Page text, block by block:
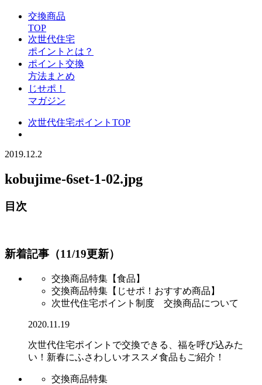
交換商品
TOP
次世代住宅
ポイントとは？
ポイント交換
方法まとめ
じせポ！
マガジン
次世代住宅ポイントTOP
2019.12.2
kobujime-6set-1-02.jpg
目次
新着記事（11/19更新）
交換商品特集【食品】
交換商品特集【じせポ！おすすめ商品】
次世代住宅ポイント制度 交換商品について
2020.11.19
次世代住宅ポイントで交換できる、福を呼び込みた
い！新春にふさわしいオススメ食品もご紹介！
交換商品特集